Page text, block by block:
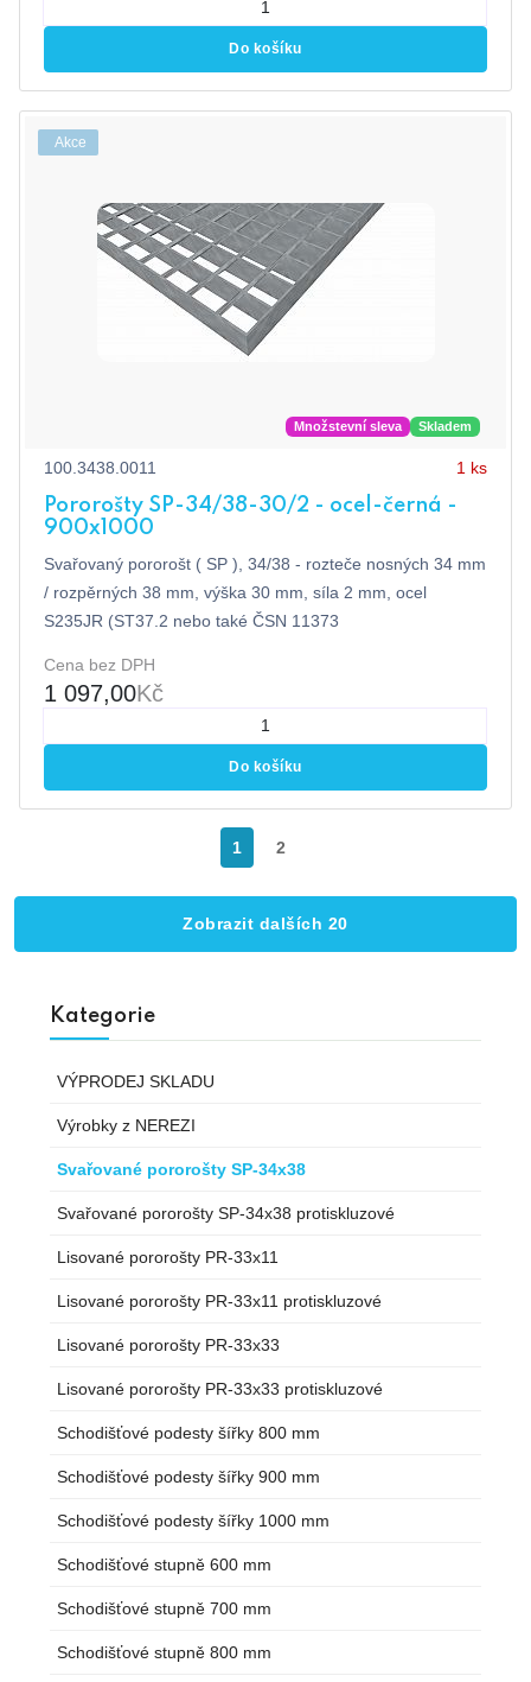
Do košíku
Akce
Množstevní sleva Skladem
100.3438.0011 1 ks
Pororošty SP-34/38-30/2 - ocel-černá -
900x1000
Svařovaný pororošt ( SP ), 34/38 - rozteče nosných 34 mm
/ rozpěrných 38 mm, výška 30 mm, síla 2 mm, ocel
S235JR (ST37.2 nebo také ČSN 11373
Cena bez DPH
1 097,00Kč
Do košíku
1 2
Zobrazit dalších 20
Kategorie
VÝPRODEJ SKLADU
Výrobky z NEREZI
Svařované pororošty SP-34x38
Svařované pororošty SP-34x38 protiskluzové
Lisované pororošty PR-33x11
Lisované pororošty PR-33x11 protiskluzové
Lisované pororošty PR-33x33
Lisované pororošty PR-33x33 protiskluzové
Schodišťové podesty šířky 800 mm
Schodišťové podesty šířky 900 mm
Schodišťové podesty šířky 1000 mm
Schodišťové stupně 600 mm
Schodišťové stupně 700 mm
Schodišťové stupně 800 mm